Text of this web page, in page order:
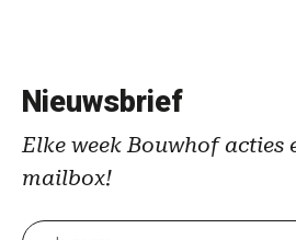
Nieuwsbrief
Elke week Bouwhof acties
mailbox!